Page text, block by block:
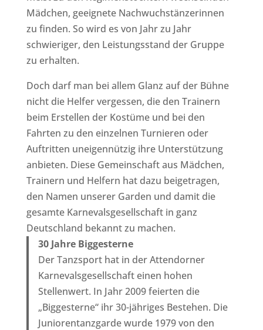
Mädchen, geeignete Nachwuchstänzerinnen
zu finden. So wird es von Jahr zu Jahr
schwieriger, den Leistungsstand der Gruppe
zu erhalten.
Doch darf man bei allem Glanz auf der Bühne
nicht die Helfer vergessen, die den Trainern
beim Erstellen der Kostüme und bei den
Fahrten zu den einzelnen Turnieren oder
Auftritten uneigennützig ihre Unterstützung
anbieten. Diese Gemeinschaft aus Mädchen,
Trainern und Helfern hat dazu beigetragen,
den Namen unserer Garden und damit die
gesamte Karnevalsgesellschaft in ganz
Deutschland bekannt zu machen.
30 Jahre Biggesterne
Der Tanzsport hat in der Attendorner
Karnevalsgesellschaft einen hohen
Stellenwert. In Jahr 2009 feierten die
„Biggesterne“ ihr 30-jähriges Bestehen. Die
Juniorentanzgarde wurde 1979 von den